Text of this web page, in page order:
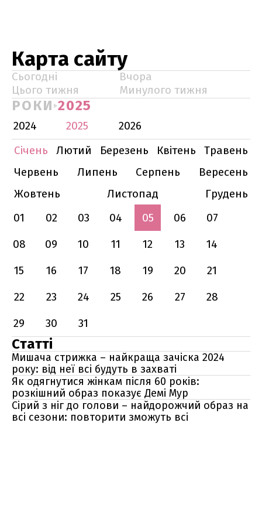
Карта сайту
Сьогодні
Вчора
Цього тижня
Минулого тижня
РОКИ 2025
2024 2025
2026
Січень
Лютий Березень Квітень
Травень
Червень
Липень Серпень
Вересень
Жовтень
Листопад
Грудень
01
02 03 04 05 06
07
08
09 10 11 12 13
14
15
16 17 18 19 20
21
22
23 24 25 26 27
28
29
30 31
Статті
Мишача стрижка – найкраща зачіска 2024
року: від неї всі будуть в захваті
Як одягнутися жінкам після 60 років:
розкішний образ показує Демі Мур
Сірий з ніг до голови – найдорожчий образ на
всі сезони: повторити зможуть всі